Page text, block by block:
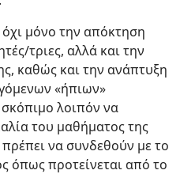
μόνο την απόκτηση
τριες, αλλά και την
καθώς και την ανάπτυξη
«ήπιων»
λοιπόν να
του μαθήματος της
να συνδεθούν με το
όπως προτείνεται από το